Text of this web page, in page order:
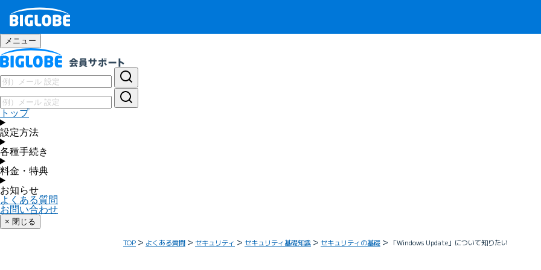
メニュー
トップ
設定方法
各種手続き
料金・特典
お知らせ
よくある質問
お問い合わせ
× 閉じる
TOP よくある質問 セキュリティ セキュリティ基礎知識 セキュリティの基礎 「Windows Update」について知りたい